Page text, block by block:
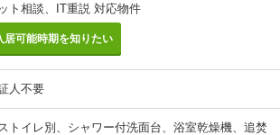
ト相談、IT重説 対応物件
居可能時期を知りたい
人不要
トイレ別、シャワー付洗面台、浴室乾燥機、追焚